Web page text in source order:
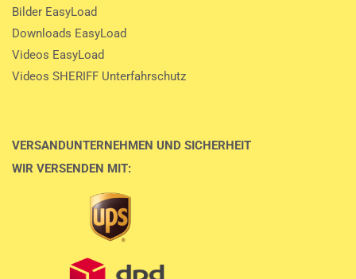
Bilder EasyLoad
Downloads EasyLoad
Videos EasyLoad
Videos SHERIFF Unterfahrschutz
VERSANDUNTERNEHMEN UND SICHERHEIT
WIR VERSENDEN MIT: